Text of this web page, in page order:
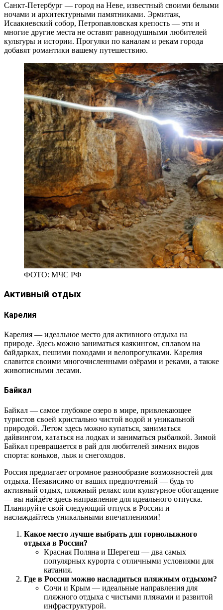
Санкт-Петербург — город на Неве, известный своими белыми
ночами и архитектурными памятниками. Эрмитаж,
Исаакиевский собор, Петропавловская крепость — эти и
многие другие места не оставят равнодушными любителей
культуры и истории. Прогулки по каналам и рекам города
добавят романтики вашему путешествию.
ФОТО: МЧС РФ
Активный отдых
Карелия
Карелия — идеальное место для активного отдыха на
природе. Здесь можно заниматься каякингом, сплавом на
байдарках, пешими походами и велопрогулками. Карелия
славится своими многочисленными озёрами и реками, а также
живописными лесами.
Байкал
Байкал — самое глубокое озеро в мире, привлекающее
туристов своей кристально чистой водой и уникальной
природой. Летом здесь можно купаться, заниматься
дайвингом, кататься на лодках и заниматься рыбалкой. Зимой
Байкал превращается в рай для любителей зимних видов
спорта: коньков, лыж и снегоходов.
Россия предлагает огромное разнообразие возможностей для
отдыха. Независимо от ваших предпочтений — будь то
активный отдых, пляжный релакс или культурное обогащение
— вы найдёте здесь направление для идеального отпуска.
Планируйте свой следующий отпуск в России и
наслаждайтесь уникальными впечатлениями!
Какое место лучше выбрать для горнолыжного
отдыха в России?
Красная Поляна и Шерегеш — два самых
популярных курорта с отличными условиями для
катания.
Где в России можно насладиться пляжным отдыхом?
Сочи и Крым — идеальные направления для
пляжного отдыха с чистыми пляжами и развитой
инфраструктурой.